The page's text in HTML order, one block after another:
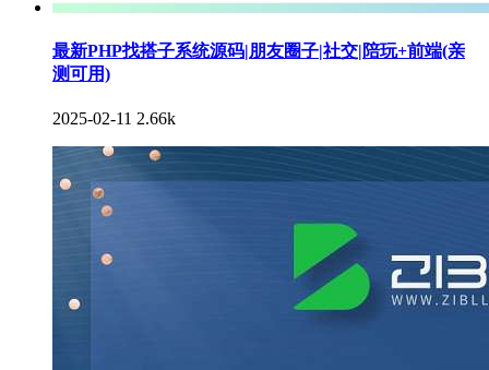
最新PHP找搭子系统源码|朋友圈子|社交|陪玩+前端(亲
测可用)
2025-02-11 2.66k